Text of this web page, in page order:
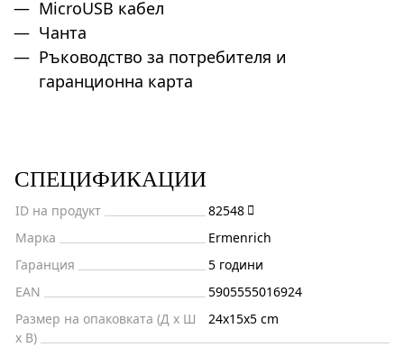
MicroUSB кабел
Чанта
Ръководство за потребителя и
гаранционна карта
СПЕЦИФИКАЦИИ
ID на продукт
82548
Марка
Ermenrich
Гаранция
5 години
EAN
5905555016924
Размер на опаковката (Д x Ш
x В)
24x15x5 cm